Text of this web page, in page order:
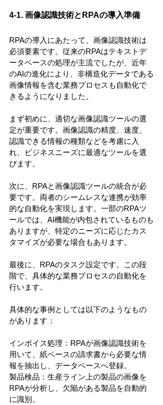
4-1. 画像認識技術とRPAの導入準備
RPAの導入にあたって、画像認識技術は
必須要素です。従来のRPAはテキストデ
ータベースの処理が主流でしたが、近年
のAIの進化により、非構造化データである
画像情報を含む業務プロセスも自動化で
きるようになりました。
まず初めに、適切な画像認識ツールの選
定が重要です。画像認識の精度、速度、
認識できる情報の種類などを考慮に入
れ、ビジネスニーズに最適なツールを選
びます。
次に、RPAと画像認識ツールの統合が必
要です。両者のシームレスな連携が効率
的な自動化を実現します。一部のRPAツ
ールでは、AI機能が内包されているものも
ありますが、特定のニーズに応じたカス
タマイズが必要な場合もあります。
最後に、RPAのタスク設定です。この段
階で、具体的な業務プロセスの自動化を
行います。
具体的な事例としては以下のようなもの
があります：
インボイス処理：RPAが画像認識技術を
用いて、紙ベースの請求書から必要な情
報を抽出し、データベースへ登録。
製品検品：生産ライン上の製品の画像を
RPAが分析し、欠陥がある製品を自動的
に識別。